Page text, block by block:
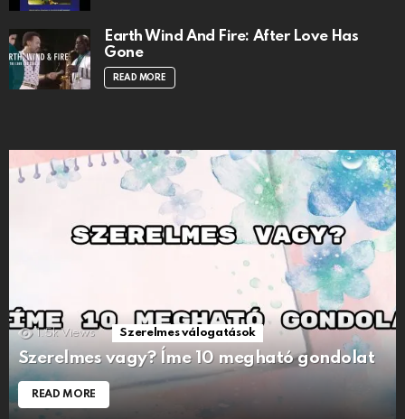
Earth Wind And Fire: After Love Has
Gone
READ MORE
1.5k Views Szerelmes válogatások
Szerelmes vagy? Íme 10 megható gondolat
READ MORE